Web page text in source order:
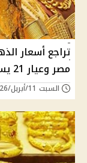
مصر وعيار 21 يسجل 7190 جنيهًا
السبت 11/أبريل/2026 - 12:01 م